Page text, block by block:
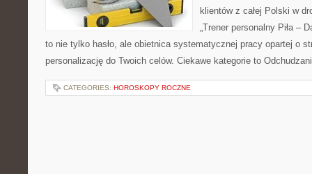
klientów z całej Polski w
„Trener personalny Piła –
to nie tylko hasło, ale obietnica systematycznej pracy opartej o
personalizację do Twoich celów. Ciekawe kategorie to
CATEGORIES: HOROSKOPY ROCZNE